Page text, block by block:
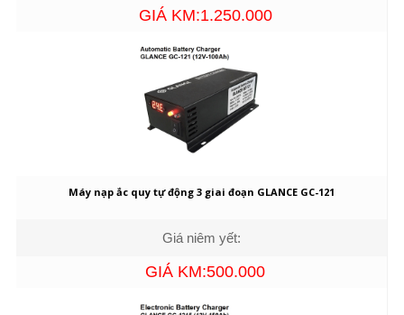
GIÁ KM:1.250.000
Máy nạp ắc quy tự động 3 giai đoạn GLANCE GC-121
Giá niêm yết:
GIÁ KM:500.000